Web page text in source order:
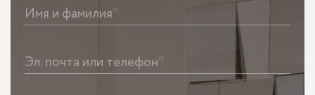
Имя и фамилия*
Эл. почта или телефон*